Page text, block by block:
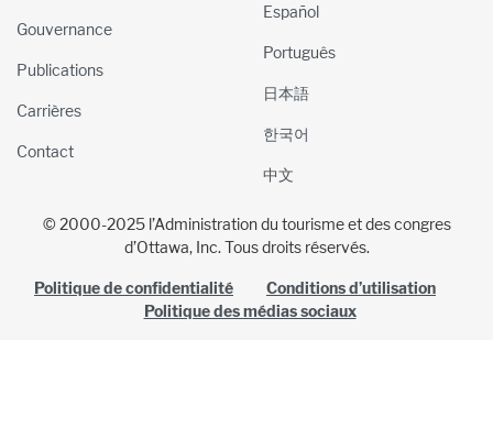
Gouvernance
Publications
Carrières
Contact
Español
Português
日本語
한국어
中文
© 2000-2025 l’Administration du tourisme et des congres
d’Ottawa, Inc. Tous droits réservés.
Politique de confidentialité
Conditions d’utilisation
Politique des médias sociaux